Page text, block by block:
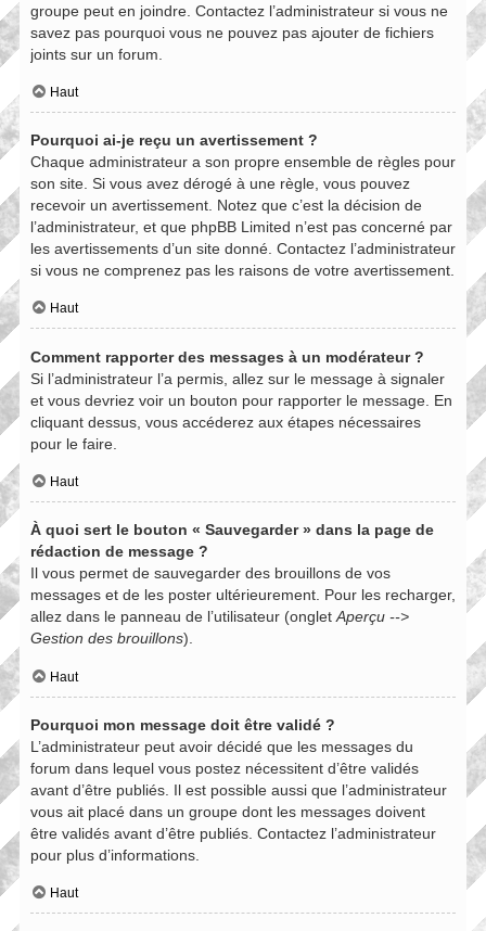
groupe peut en joindre. Contactez l’administrateur si vous ne
savez pas pourquoi vous ne pouvez pas ajouter de fichiers
joints sur un forum.
Haut
Pourquoi ai-je reçu un avertissement ?
Chaque administrateur a son propre ensemble de règles pour
son site. Si vous avez dérogé à une règle, vous pouvez
recevoir un avertissement. Notez que c’est la décision de
l’administrateur, et que phpBB Limited n’est pas concerné par
les avertissements d’un site donné. Contactez l’administrateur
si vous ne comprenez pas les raisons de votre avertissement.
Haut
Comment rapporter des messages à un modérateur ?
Si l’administrateur l’a permis, allez sur le message à signaler
et vous devriez voir un bouton pour rapporter le message. En
cliquant dessus, vous accéderez aux étapes nécessaires
pour le faire.
Haut
À quoi sert le bouton « Sauvegarder » dans la page de
rédaction de message ?
Il vous permet de sauvegarder des brouillons de vos
messages et de les poster ultérieurement. Pour les recharger,
allez dans le panneau de l’utilisateur (ongletAperçu -->
Gestion des brouillons).
Haut
Pourquoi mon message doit être validé ?
L’administrateur peut avoir décidé que les messages du
forum dans lequel vous postez nécessitent d’être validés
avant d’être publiés. Il est possible aussi que l’administrateur
vous ait placé dans un groupe dont les messages doivent
être validés avant d’être publiés. Contactez l’administrateur
pour plus d’informations.
Haut